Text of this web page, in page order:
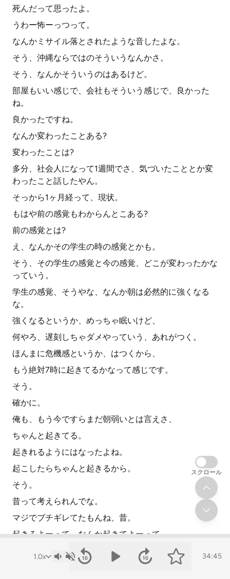
死んだって思ったよ。
うわー怖ーっつって。
なんかミサイル落とされたような音したよな。
そう、沖縄ならではのそういうなんかさ。
そう、なんかそういうのはあるけど。
部屋もいい感じで、会社もそういう感じで、良かった
ね。
良かったですね。
なんか変わったことある?
変わったことは?
多分、社会人になって1週間でさ、気づいたこととか変
わったこと話したやん。
そっから1ヶ月経って、現状。
もはや前の感覚もわからんとこある?
前の感覚とは?
え、なんかその学生の時の感覚とかも。
そう、その学生の感覚と今の感覚、どこが変わったかな
っていう。
学生の感覚、そうやな、なんか朝は必然的に強くなる
な。
強くなるというか、めっちゃ眠いけど、
何やろ、遅刻しちゃダメやっていう、あれがつく。
ほんまに危機感というか、はつくから、
もう絶対7時に起きてるかなって感じです。
そう。
確かに。
俺も、もう今ですらまだ朝弱いとは言えさ、
ちゃんと起きてる。
起きれるようにはなったよね。
起こしたらちゃんと起きるから。
そう。
昔って考えられんでな。
マジでブチギレてたもんね、昔。
起きろよーって、なんか起きてよーって。
最初に、起きて、起きて、起きてって。
クエーズ1、起きて、起きて。
34:45
スクロール